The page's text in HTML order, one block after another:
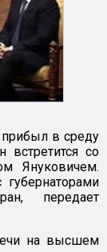
в среду
со
Януковичем.
передает
на высшем